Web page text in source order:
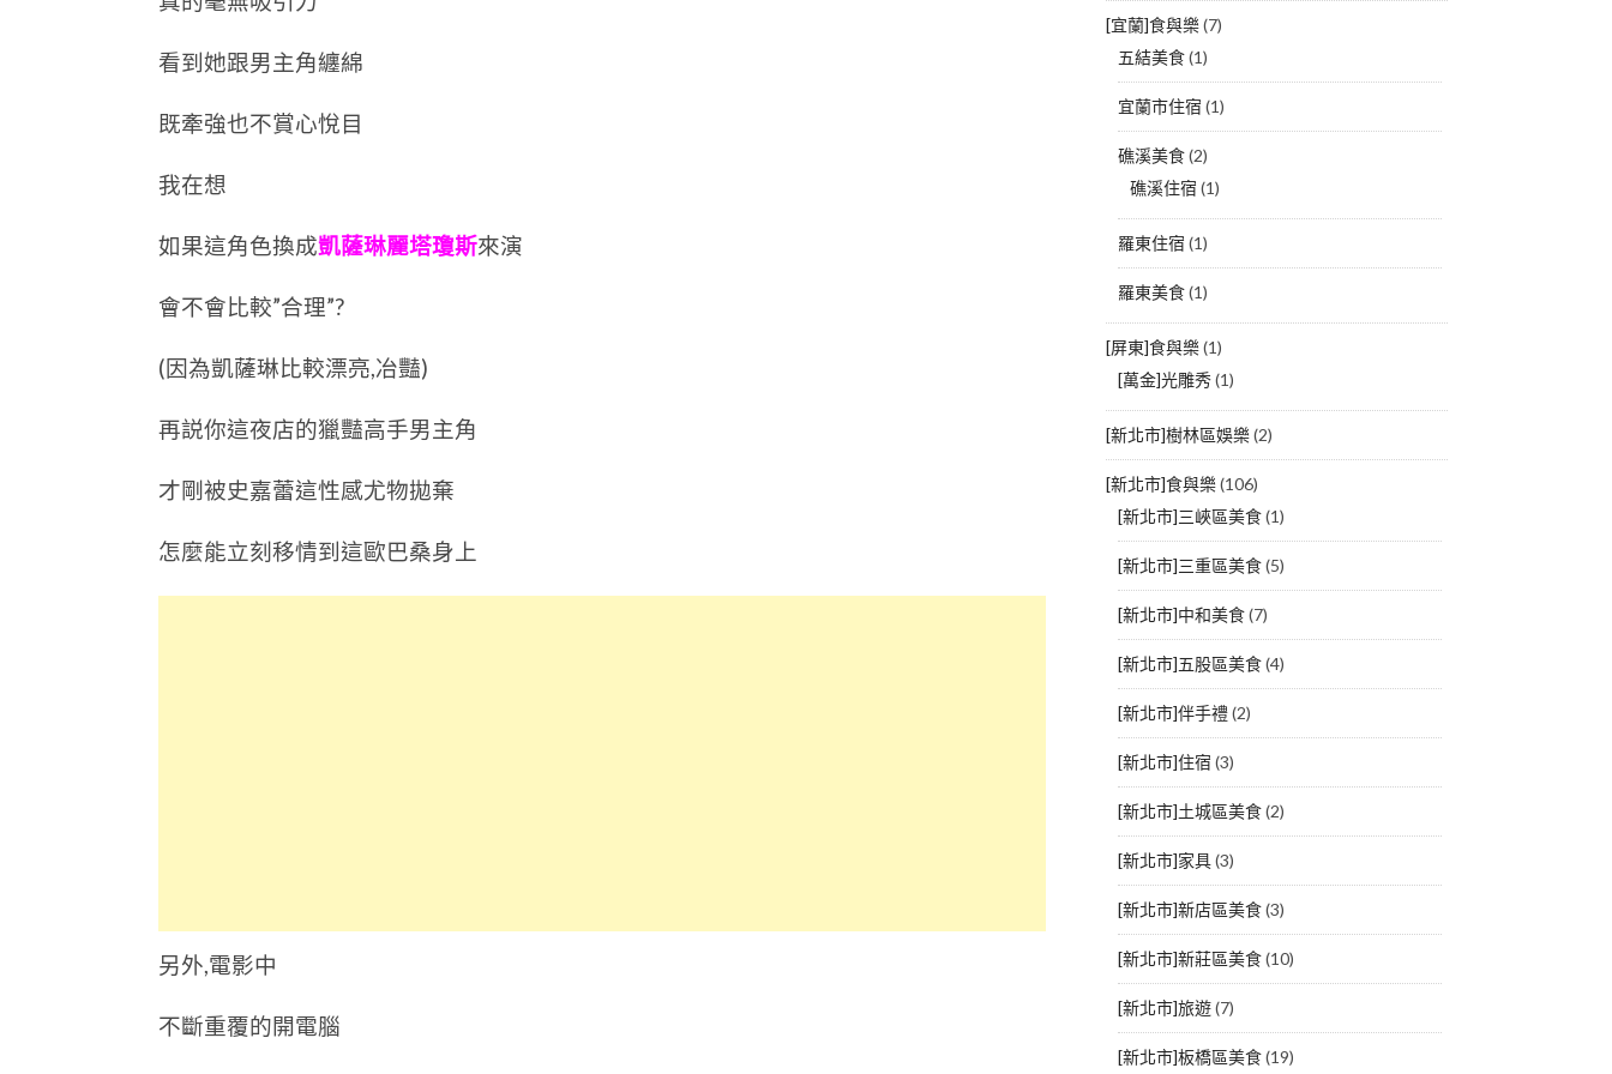
看到她跟男主角纏綿
既牽強也不賞心悅目
我在想
如果這角色換成凱薩琳麗塔瓊斯來演
會不會比較”合理”?
(因為凱薩琳比較漂亮,冶豔)
再説你這夜店的獵豔高手男主角
才剛被史嘉蕾這性感尤物拋棄
怎麼能立刻移情到這歐巴桑身上
另外,電影中
不斷重覆的開電腦
[宜蘭]食與樂(7)
五結美食(1)
宜蘭市住宿 (1)
礁溪美食(2)
礁溪住宿 (1)
羅東住宿 (1)
羅東美食(1)
[屏東]食與樂(1)
[萬金]光雕秀(1)
[新北市]樹林區娛樂(2)
[新北市]食與樂(106)
[新北市]三峽區美食(1)
[新北市]三重區美食(5)
[新北市]中和美食(7)
[新北市]五股區美食(4)
[新北市]伴手禮(2)
[新北市]住宿 (3)
[新北市]土城區美食(2)
[新北市]家具(3)
[新北市]新店區美食(3)
[新北市]新莊區美食(10)
[新北市]旅遊(7)
[新北市]板橋區美食(19)